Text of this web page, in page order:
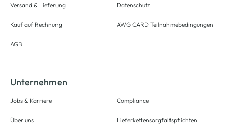
Versand & Lieferung
Kauf auf Rechnung
AGB
Datenschutz
AWG CARD Teilnahmebedingungen
Unternehmen
Jobs & Karriere
Über uns
Compliance
Lieferkettensorgfaltspflichten